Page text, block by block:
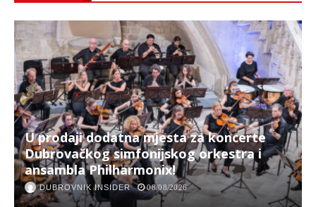
U prodaji dodatna mjesta za koncerte
Dubrovačkog simfonijskog orkestra i
ansambla Philharmonix!
DUBROVNIK INSIDER 08/08/2026